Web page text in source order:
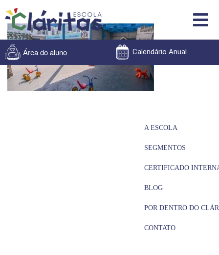
Área do aluno Calendário Anual
A ESCOLA
SEGMENTOS
CERTIFICADO
BLOG
POR DENTRO DO
CONTATO